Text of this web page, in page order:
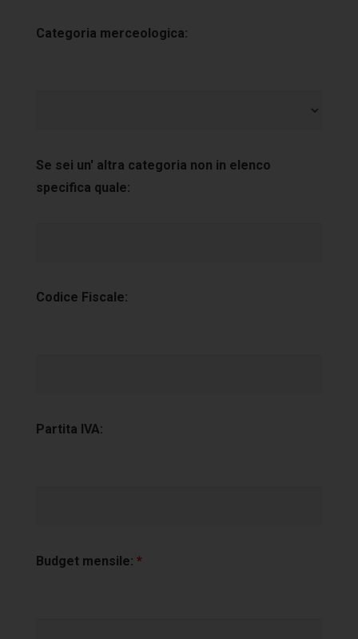
Categoria merceologica:
Se sei un' altra categoria non in elenco
specifica quale:
Codice Fiscale:
Partita IVA:
Budget mensile: *